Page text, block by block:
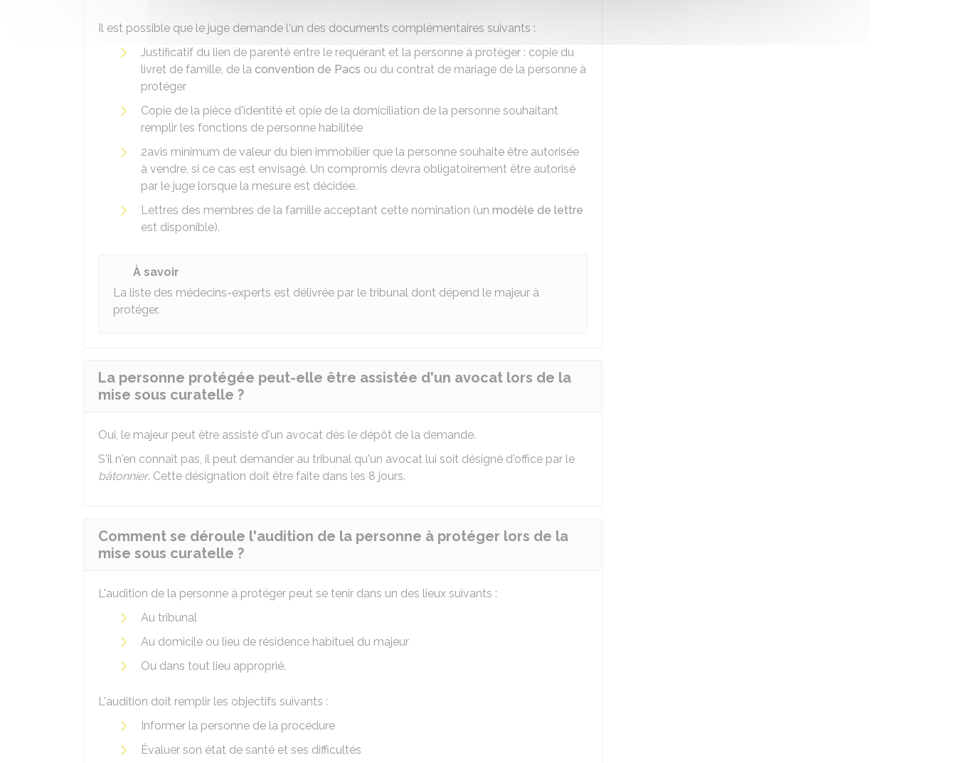
Il est possible que le juge demande l'un des documents complémentaires suivants :
Justificatif du lien de parenté entre le requérant et la personne à protéger : copie du
livret de famille, de la convention de Pacs ou du contrat de mariage de la personne à
protéger
Copie de la pièce d'identité et opie de la domiciliation de la personne souhaitant
remplir les fonctions de personne habilitée
2avis minimum de valeur du bien immobilier que la personne souhaite être autorisée
à vendre, si ce cas est envisagé. Un compromis devra obligatoirement être autorisé
par le juge lorsque la mesure est décidée.
Lettres des membres de la famille acceptant cette nomination (un modèle de lettre
est disponible).
À savoir
La liste des médecins-experts est délivrée par le tribunal dont dépend le majeur à
protéger.
La personne protégée peut-elle être assistée d'un avocat lors de la
mise sous curatelle ?
Oui, le majeur peut être assisté d'un avocat dès le dépôt de la demande.
S'il n'en connaît pas, il peut demander au tribunal qu'un avocat lui soit désigné d'office par le
bâtonnier. Cette désignation doit être faite dans les 8 jours.
Comment se déroule l'audition de la personne à protéger lors de la
mise sous curatelle ?
L'audition de la personne à protéger peut se tenir dans un des lieux suivants :
Au tribunal
Au domicile ou lieu de résidence habituel du majeur
Ou dans tout lieu approprié.
L'audition doit remplir les objectifs suivants :
Informer la personne de la procédure
Évaluer son état de santé et ses difficultés